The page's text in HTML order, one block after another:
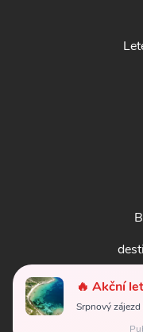
🔥 Akční
Srpnový